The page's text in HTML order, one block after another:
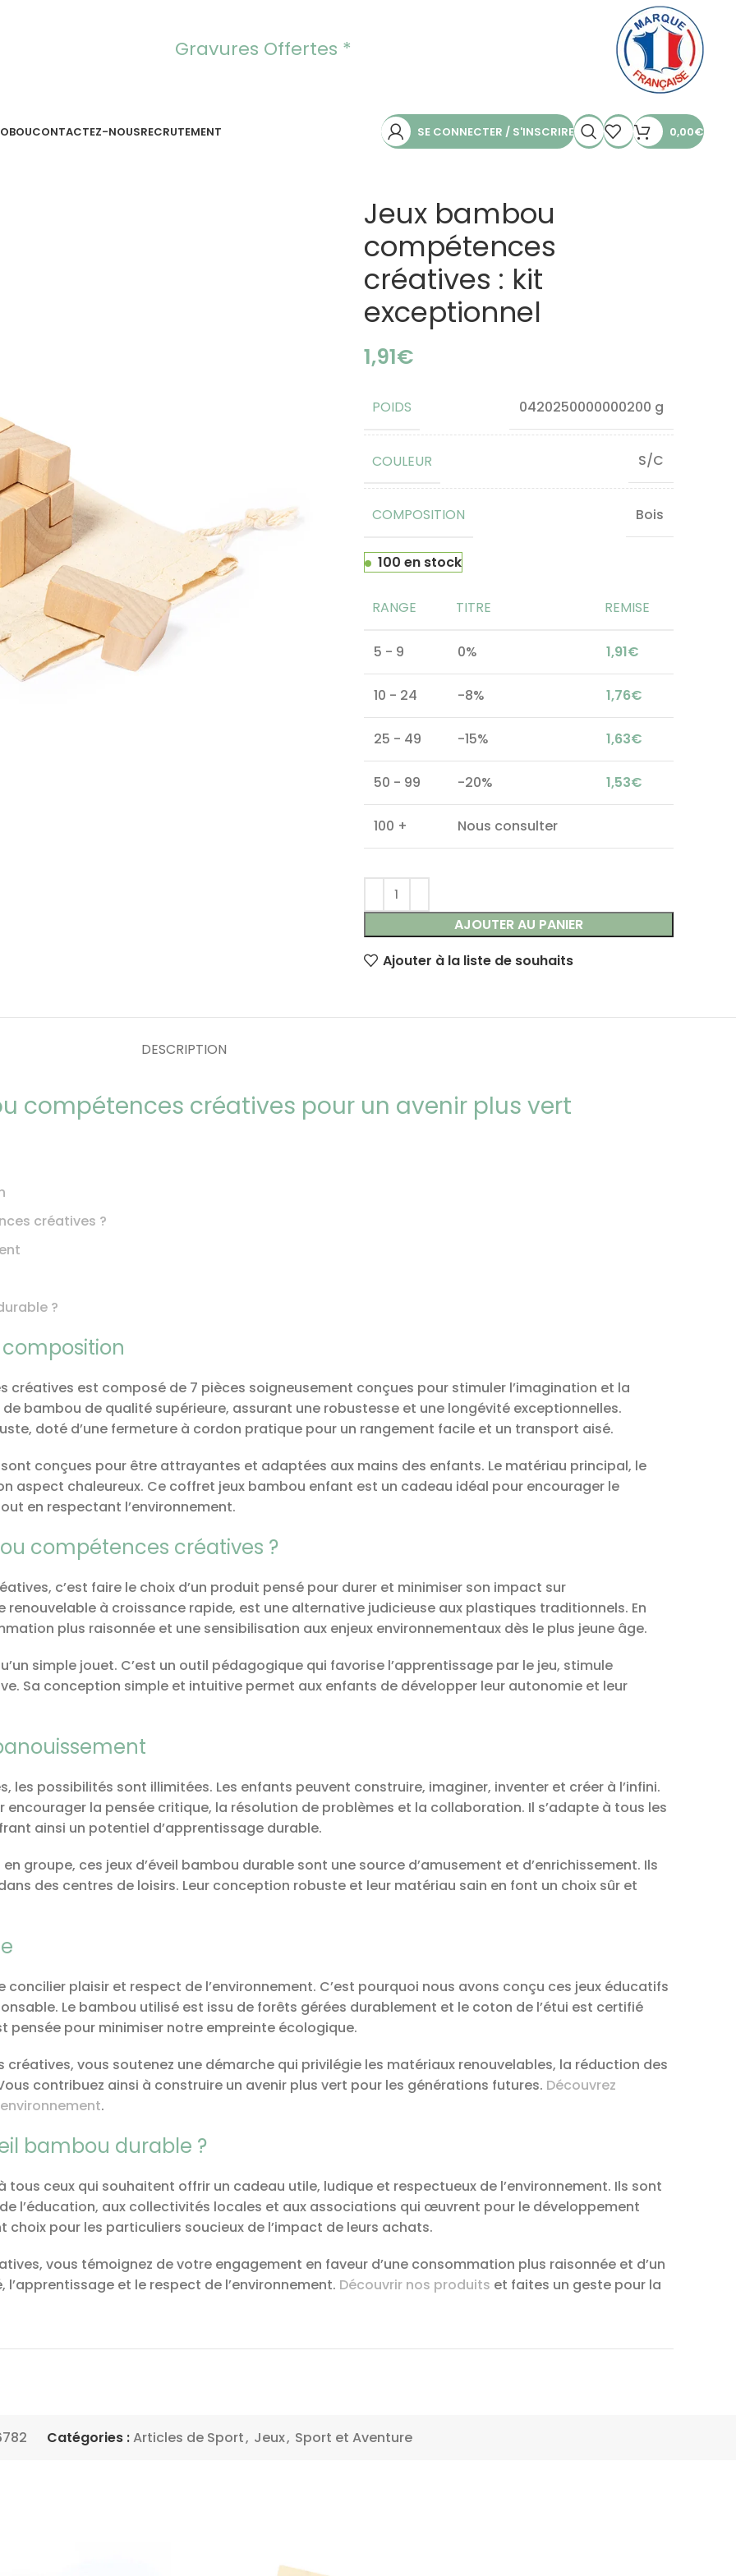
Gravures Offertes *
CONTACTEZ-NOUSRECRUTEMENT SE CONNECTER / S'INSCRIRE 0,00€
Jeux bambou
compétences
créatives : kit
exceptionnel
€
POIDS 0420250000000200 g
COULEUR S/C
COMPOSITION Bois
100 en stock
RANGE TITRE REMISE
5 - 9 0% 1,91€
10 - 24 -8% 1,76€
25 - 49 -15% 1,63€
50 - 99 -20% 1,53€
100 + Nous consulter
AJOUTER AU PANIER
Ajouter à la liste de souhaits
DESCRIPTION
compétences créatives pour un avenir plus vert
créatives ?
?
créatives est composé de 7 pièces soigneusement conçues pour stimuler l’imagination et la
bambou de qualité supérieure, assurant une robustesse et une longévité exceptionnelles.
doté d’une fermeture à cordon pratique pour un rangement facile et un transport aisé.
conçues pour être attrayantes et adaptées aux mains des enfants. Le matériau principal, le
aspect chaleureux. Ce coffret jeux bambou enfant est un cadeau idéal pour encourager le
en respectant l’environnement.
compétences créatives ?
c’est faire le choix d’un produit pensé pour durer et minimiser son impact sur
renouvelable à croissance rapide, est une alternative judicieuse aux plastiques traditionnels. En
plus raisonnée et une sensibilisation aux enjeux environnementaux dès le plus jeune âge.
simple jouet. C’est un outil pédagogique qui favorise l’apprentissage par le jeu, stimule
Sa conception simple et intuitive permet aux enfants de développer leur autonomie et leur
les possibilités sont illimitées. Les enfants peuvent construire, imaginer, inventer et créer à l’infini.
la pensée critique, la résolution de problèmes et la collaboration. Il s’adapte à tous les
ainsi un potentiel d’apprentissage durable.
groupe, ces jeux d’éveil bambou durable sont une source d’amusement et d’enrichissement. Ils
des centres de loisirs. Leur conception robuste et leur matériau sain en font un choix sûr et
concilier plaisir et respect de l’environnement. C’est pourquoi nous avons conçu ces jeux éducatifs
Le bambou utilisé est issu de forêts gérées durablement et le coton de l’étui est certifié
pour minimiser notre empreinte écologique.
vous soutenez une démarche qui privilégie les matériaux renouvelables, la réduction des
contribuez ainsi à construire un avenir plus vert pour les générations futures. Découvrez
.
bambou durable ?
tous ceux qui souhaitent offrir un cadeau utile, ludique et respectueux de l’environnement. Ils sont
l’éducation, aux collectivités locales et aux associations qui œuvrent pour le développement
pour les particuliers soucieux de l’impact de leurs achats.
vous témoignez de votre engagement en faveur d’une consommation plus raisonnée et d’un
et le respect de l’environnement. Découvrir nos produits et faites un geste pour la
Catégories :Articles de Sport, Jeux, Sport et Aventure